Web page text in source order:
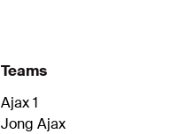
Teams
Ajax 1
Jong Ajax